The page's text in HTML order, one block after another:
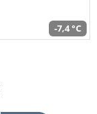
-7,4 °C